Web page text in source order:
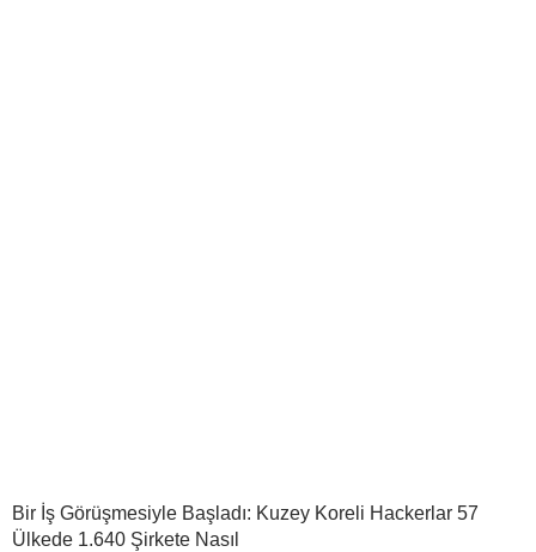
Bir İş Görüşmesiyle Başladı: Kuzey Koreli Hackerlar 57
Ülkede 1.640 Şirkete Nasıl